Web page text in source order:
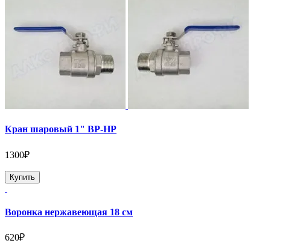
Кран шаровый 1" ВР-НР
1300₽
Купить
Воронка нержавеющая 18 см
620₽